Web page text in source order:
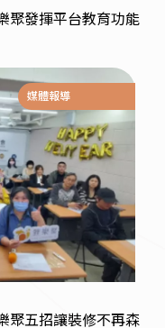
聚發揮平台教育功能
媒體報導
聚五招讓裝修不再森